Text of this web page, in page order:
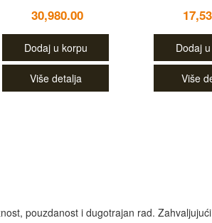
30,980.00
Dodaj u korpu
Više detalja
Dodaj
Više
pouzdanost i dugotrajan rad.